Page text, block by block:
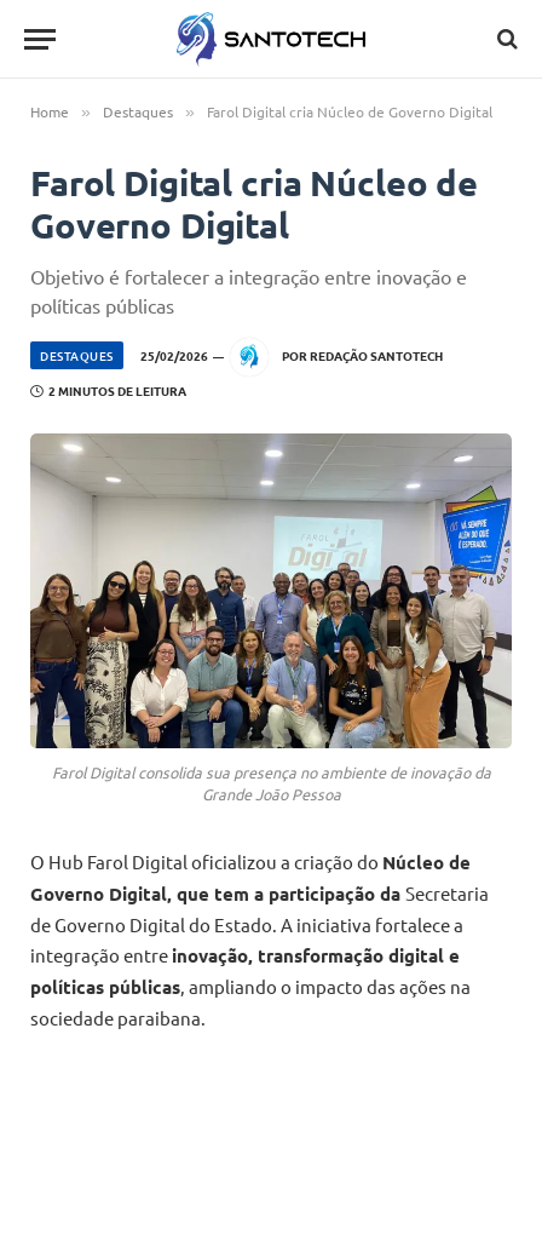
Home » Destaques » Farol Digital cria Núcleo de Governo Digital
Farol Digital cria Núcleo de
Governo Digital
Objetivo é fortalecer a integração entre inovação e
políticas públicas
DESTAQUES 25/02/2026 POR REDAÇÃO SANTOTECH
2 MINUTOS DE LEITURA
Farol Digital consolida sua presença no ambiente de inovação da
Grande João Pessoa
O Hub Farol Digital oficializou a criação do Núcleo de
Governo Digital, que tem a participação da Secretaria
de Governo Digital do Estado. A iniciativa fortalece a
integração entreinovação, transformação digital e
políticas públicas, ampliando o impacto das ações na
sociedade paraibana.